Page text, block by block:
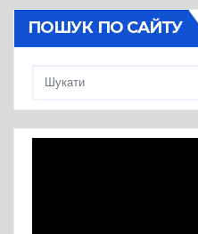
ПОШУК ПО САЙТУ